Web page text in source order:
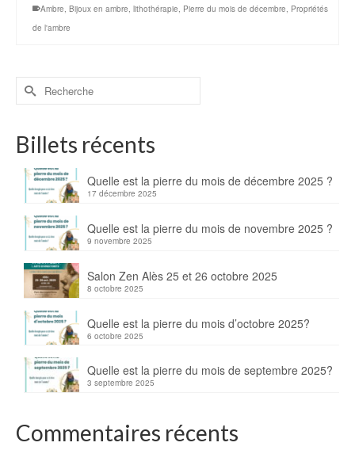
Ambre, Bijoux en ambre, lithothérapie, Pierre du mois de décembre, Propriétés
de l'ambre
Billets récents
Quelle est la pierre du mois de décembre 2025 ?
17 décembre 2025
Quelle est la pierre du mois de novembre 2025 ?
9 novembre 2025
Salon Zen Alès 25 et 26 octobre 2025
8 octobre 2025
Quelle est la pierre du mois d’octobre 2025?
6 octobre 2025
Quelle est la pierre du mois de septembre 2025?
3 septembre 2025
Commentaires récents